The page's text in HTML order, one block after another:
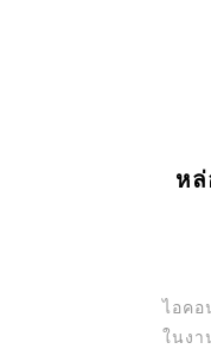
ห
ไอค
ในงา